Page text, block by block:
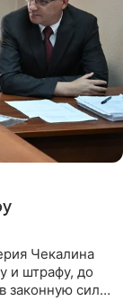
Чекалина
и штрафу, до
законную силу